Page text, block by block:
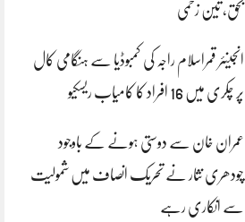
بحق، تین زخمی
انجینئر قمراسلام راجہ کی کمبوڈیا سے ہنگامی کال
پر چکری میں 16 افراد کا کامیاب ریسکیو
عمران خان سے دوستی ہونے کے باوجود
چودھری نثار نے تحریک انصاف میں شمولیت
سے انکاری رہے